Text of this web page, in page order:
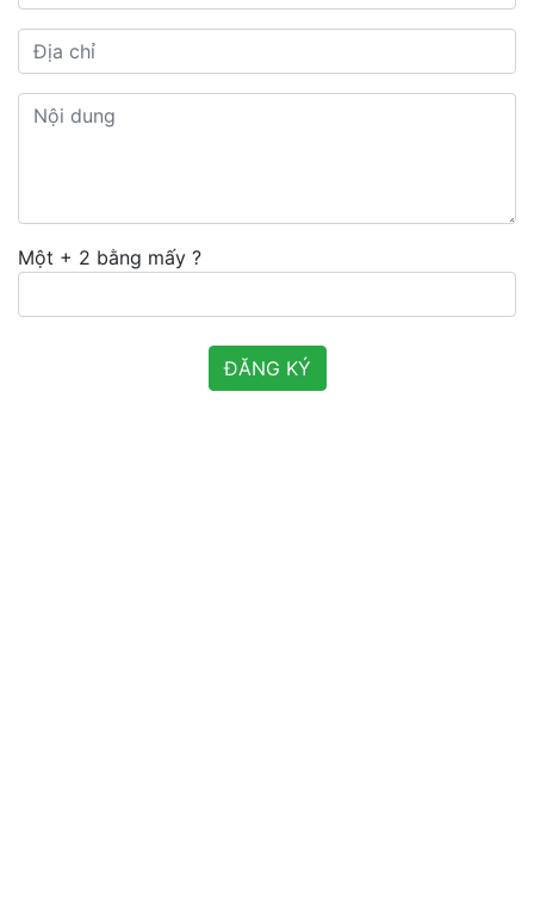
Một + 2 bằng mấy ?